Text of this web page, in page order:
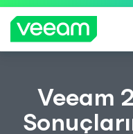
CrowdStrike'ın
müşteriler
DAH
Veeam